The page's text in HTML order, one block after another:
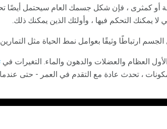
أو كمثرى ، فإن شكل جسمك العام سيحتمل أيضًا
لا يمكنك التحكم فيها ، وأولئك الذين يمكنك ذلك.
ارتباطًا وثيقًا بعوامل نمط الحياة مثل
العظام والعضلات والدهون والماء. التغيرات في
، تحدث عادة مع التقدم في العمر - حتى